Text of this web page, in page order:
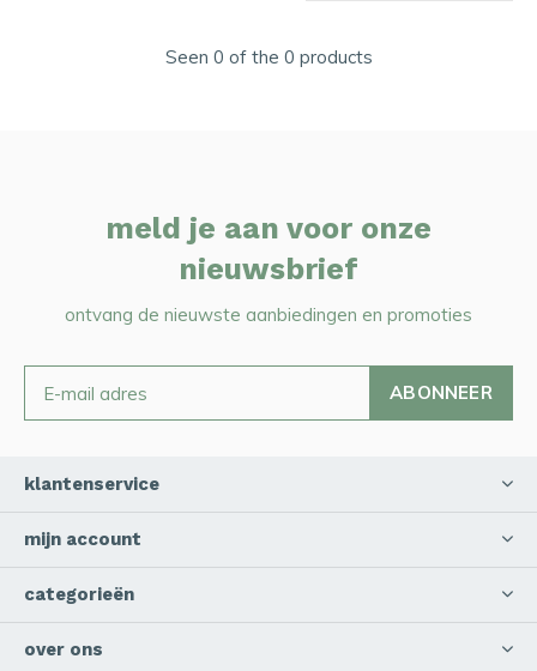
Seen 0 of the 0 products
meld je aan voor onze
nieuwsbrief
ontvang de nieuwste aanbiedingen en promoties
ABONNEER
klantenservice
mijn account
categorieën
over ons